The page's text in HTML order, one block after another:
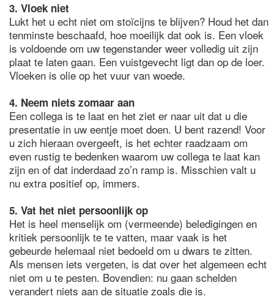
3. Vloek niet
Lukt het u echt niet om stoïcijns te blijven? Houd het dan
tenminste beschaafd, hoe moeilijk dat ook is. Een vloek
is voldoende om uw tegenstander weer volledig uit zijn
plaat te laten gaan. Een vuistgevecht ligt dan op de loer.
Vloeken is olie op het vuur van woede.
4. Neem niets zomaar aan
Een collega is te laat en het ziet er naar uit dat u die
presentatie in uw eentje moet doen. U bent razend! Voor
u zich hieraan overgeeft, is het echter raadzaam om
even rustig te bedenken waarom uw collega te laat kan
zijn en of dat inderdaad zo’n ramp is. Misschien valt u
nu extra positief op, immers.
5. Vat het niet persoonlijk op
Het is heel menselijk om (vermeende) beledigingen en
kritiek persoonlijk te te vatten, maar vaak is het
gebeurde helemaal niet bedoeld om u dwars te zitten.
Als mensen iets vergeten, is dat over het algemeen echt
niet om u te pesten. Bovendien: nu gaan schelden
verandert niets aan de situatie zoals die is.